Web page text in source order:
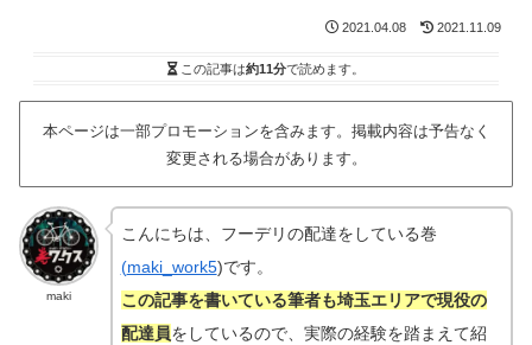
2021.04.08 2021.11.09
この記事は約11分で読めます。
本ページは一部プロモーションを含みます。掲載内容は予告なく
変更される場合があります。
maki
こんにちは、フーデリの配達をしている巻
(maki_work5)です。
この記事を書いている筆者も埼玉エリアで現役の
配達員をしているので、実際の経験を踏まえて紹